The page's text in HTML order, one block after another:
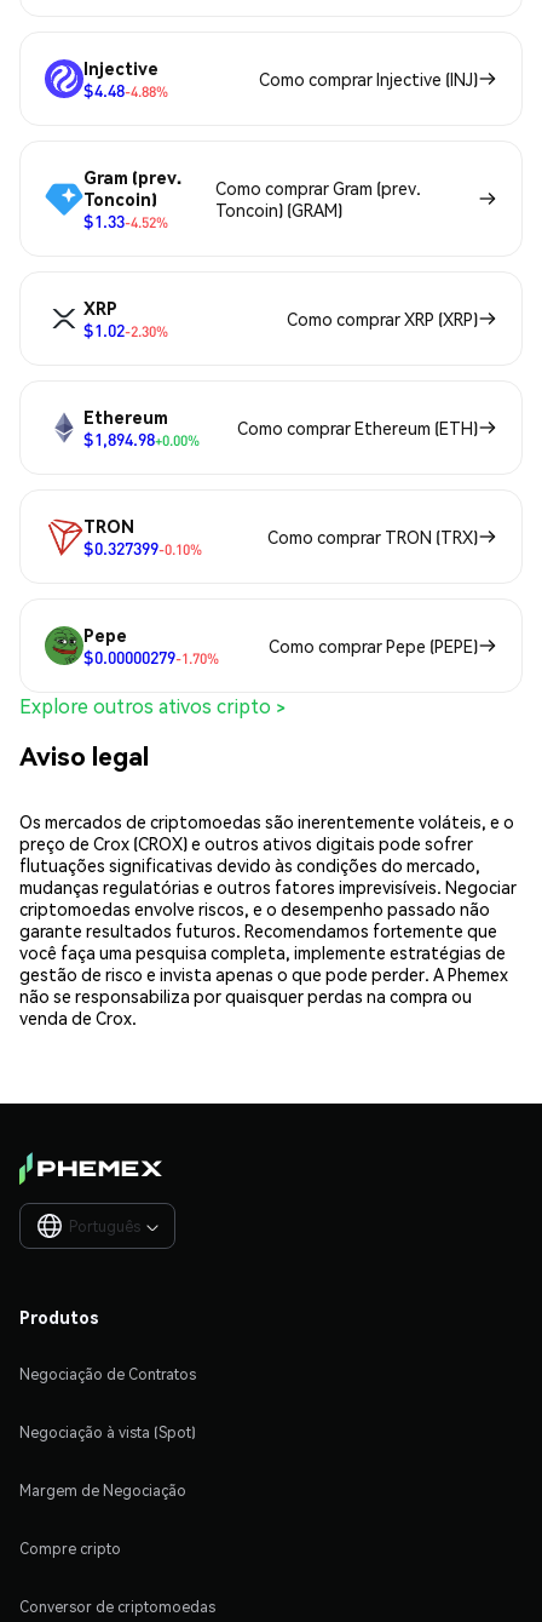
Injective
$4.48-4.88%
Como comprar Injective (INJ)
Gram (prev.
Toncoin)
$1.33-4.52%
Como comprar Gram (prev.
Toncoin) (GRAM)
XRP
$1.02-2.30%
Como comprar XRP (XRP)
Ethereum
$1,894.98+0.00%
Como comprar Ethereum (ETH)
TRON
$0.327399-0.10%
Como comprar TRON (TRX)
Pepe
$0.00000279-1.70%
Como comprar Pepe (PEPE)
Explore outros ativos cripto >
Aviso legal
Os mercados de criptomoedas são inerentemente voláteis, e o
preço de Crox (CROX) e outros ativos digitais pode sofrer
flutuações significativas devido às condições do mercado,
mudanças regulatórias e outros fatores imprevisíveis. Negociar
criptomoedas envolve riscos, e o desempenho passado não
garante resultados futuros. Recomendamos fortemente que
você faça uma pesquisa completa, implemente estratégias de
gestão de risco e invista apenas o que pode perder. A Phemex
não se responsabiliza por quaisquer perdas na compra ou
venda de Crox.
Português 
Produtos
Negociação de Contratos
Negociação à vista (Spot)
Margem de Negociação
Compre cripto
Conversor de criptomoedas